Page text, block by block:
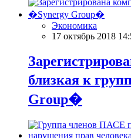
Экономика
17 октябрь 2018
близкая к
Group�